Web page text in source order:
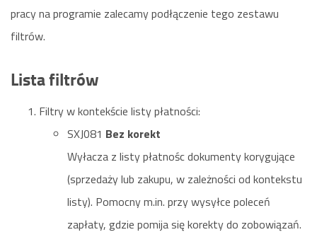
pracy na programie zalecamy podłączenie tego zestawu
filtrów.
Lista filtrów
Filtry w kontekście listy płatności:
SXJ081 Bez korekt
Wyłacza z listy płatnośc dokumenty korygujące
(sprzedaży lub zakupu, w zależności od kontekstu
listy). Pomocny m.in. przy wysyłce poleceń
zapłaty, gdzie pomija się korekty do zobowiązań.